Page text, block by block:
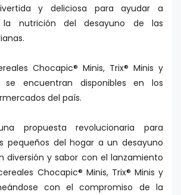
y deliciosa para ayudar a
la nutrición del desayuno de las
Chocapic® Minis, Trix® Minis y
se encuentran disponibles en los
del país.
propuesta revolucionaria para
pequeños del hogar a un desayuno
diversión y sabor con el lanzamiento
Chocapic® Minis, Trix® Minis y
con el compromiso de la